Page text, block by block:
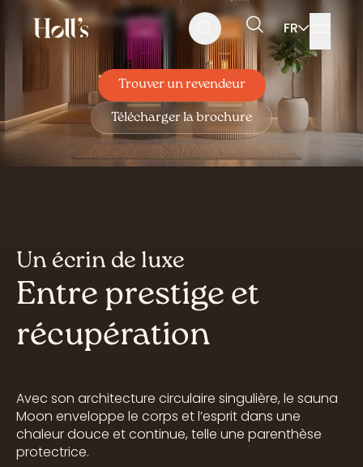
menu
contenu
Rechercher FR
Ecran touch LCD 3 tailles 2 coloris
Trouver un revendeur
Télécharger la brochure
Un écrin de luxe
Entre prestige et
récupération
Avec son architecture circulaire singulière, le sauna
Moon enveloppe le corps et l’esprit dans une
chaleur douce et continue, telle une parenthèse
protectrice.